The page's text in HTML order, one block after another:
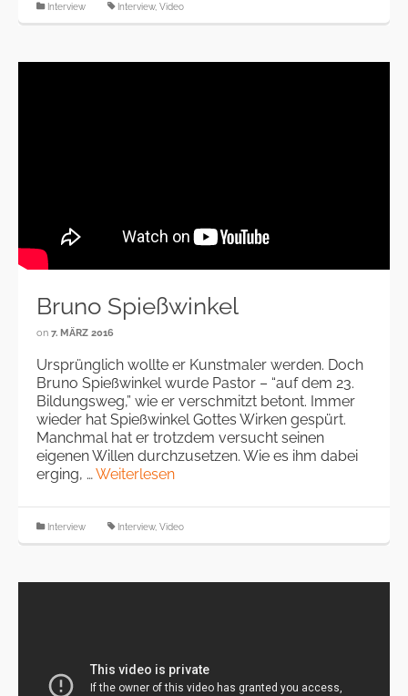
Interview Interview, Video
Bruno Spießwinkel
on 7. MÄRZ 2016
Ursprünglich wollte er Kunstmaler werden. Doch
Bruno Spießwinkel wurde Pastor – “auf dem 23.
Bildungsweg,” wie er verschmitzt betont. Immer
wieder hat Spießwinkel Gottes Wirken gespürt.
Manchmal hat er trotzdem versucht seinen
eigenen Willen durchzusetzen. Wie es ihm dabei
erging, …Weiterlesen
Interview Interview, Video